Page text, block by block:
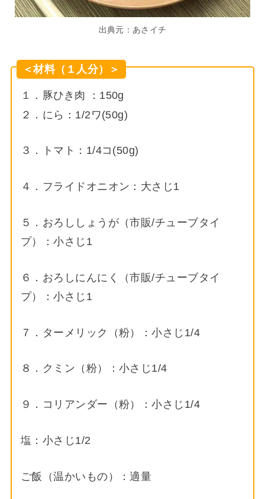
出典元：あさイチ
＜材料（１人分）＞
１．豚ひき肉 ：150g
２．にら：1/2ワ(50g)
３．トマト：1/4コ(50g)
４．フライドオニオン：大さじ1
５．おろししょうが（市販/チューブタイ
プ）：小さじ1
６．おろしにんにく（市販/チューブタイ
プ）：小さじ1
７．ターメリック（粉）：小さじ1/4
８．クミン（粉）：小さじ1/4
９．コリアンダー（粉）：小さじ1/4
塩：小さじ1/2
ご飯（温かいもの）：適量